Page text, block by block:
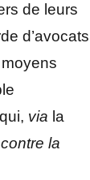
de leurs
d’avocats
via la
la